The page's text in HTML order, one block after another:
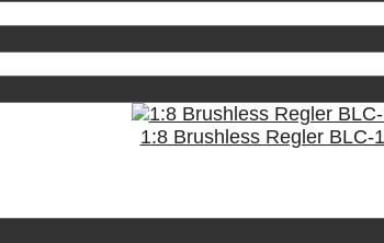
1:8 Brushless Regler BLC-